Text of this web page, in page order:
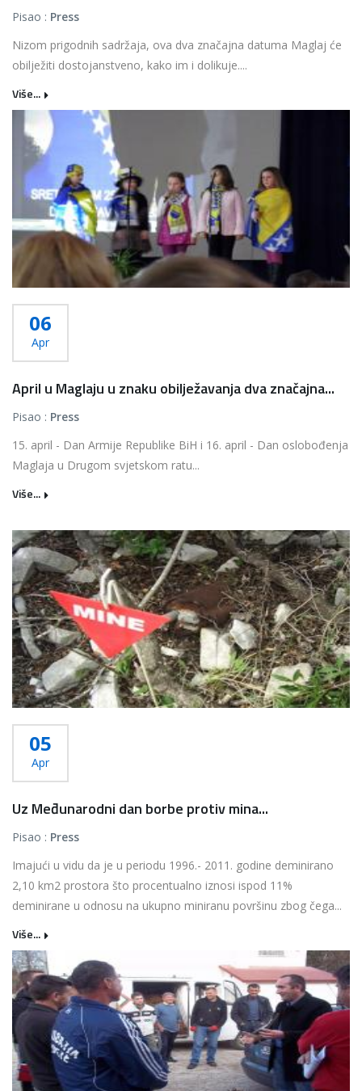
Pisao : Press
Nizom prigodnih sadržaja, ova dva značajna datuma Maglaj će
obilježiti dostojanstveno, kako im i dolikuje....
Više...
06
Apr
April u Maglaju u znaku obilježavanja dva značajna...
Pisao : Press
15. april - Dan Armije Republike BiH i 16. april - Dan oslobođenja
Maglaja u Drugom svjetskom ratu...
Više...
05
Apr
Uz Međunarodni dan borbe protiv mina...
Pisao : Press
Imajući u vidu da je u periodu 1996.- 2011. godine deminirano
2,10 km2 prostora što procentualno iznosi ispod 11%
deminirane u odnosu na ukupno miniranu površinu zbog čega...
Više...